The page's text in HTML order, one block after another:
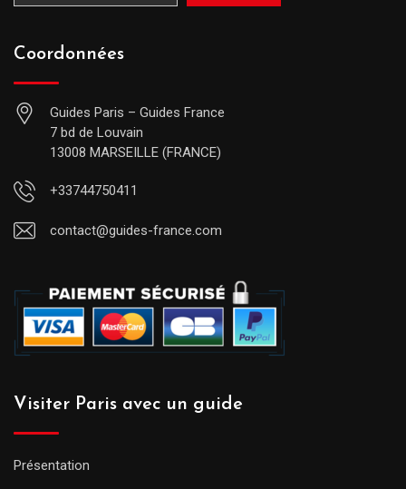
Coordonnées
Guides Paris – Guides France
7 bd de Louvain
13008 MARSEILLE (FRANCE)
+33744750411
contact@guides-france.com
Visiter Paris avec un guide
Présentation